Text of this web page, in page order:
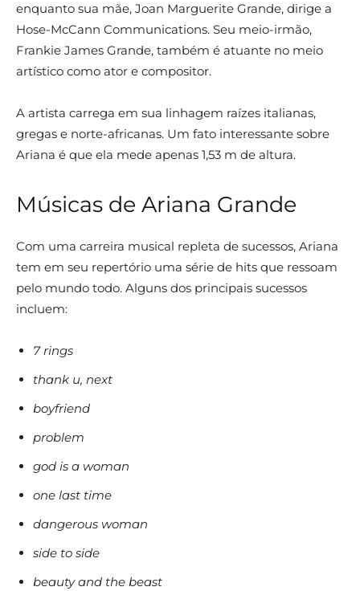
enquanto sua mãe, Joan Marguerite Grande, dirige a
Hose-McCann Communications. Seu meio-irmão,
Frankie James Grande, também é atuante no meio
artístico como ator e compositor.
A artista carrega em sua linhagem raízes italianas,
gregas e norte-africanas. Um fato interessante sobre
Ariana é que ela mede apenas 1,53 m de altura.
Músicas de Ariana Grande
Com uma carreira musical repleta de sucessos, Ariana
tem em seu repertório uma série de hits que ressoam
pelo mundo todo. Alguns dos principais sucessos
incluem:
7 rings
thank u, next
boyfriend
problem
god is a woman
one last time
dangerous woman
side to side
beauty and the beast